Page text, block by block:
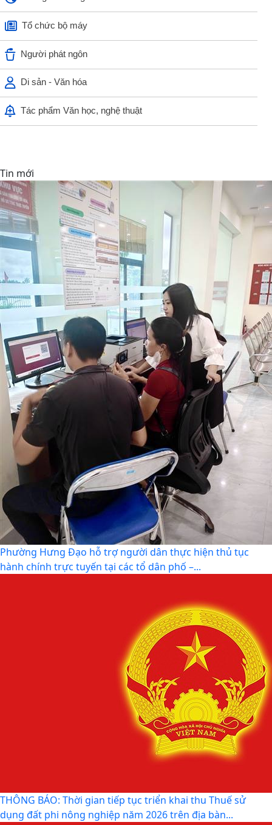
Tổ chức bộ máy
Người phát ngôn
Di sản - Văn hóa
Tác phẩm Văn học, nghệ thuật
Tin mới
Phường Hưng Đạo hỗ trợ người dân thực hiện thủ tục